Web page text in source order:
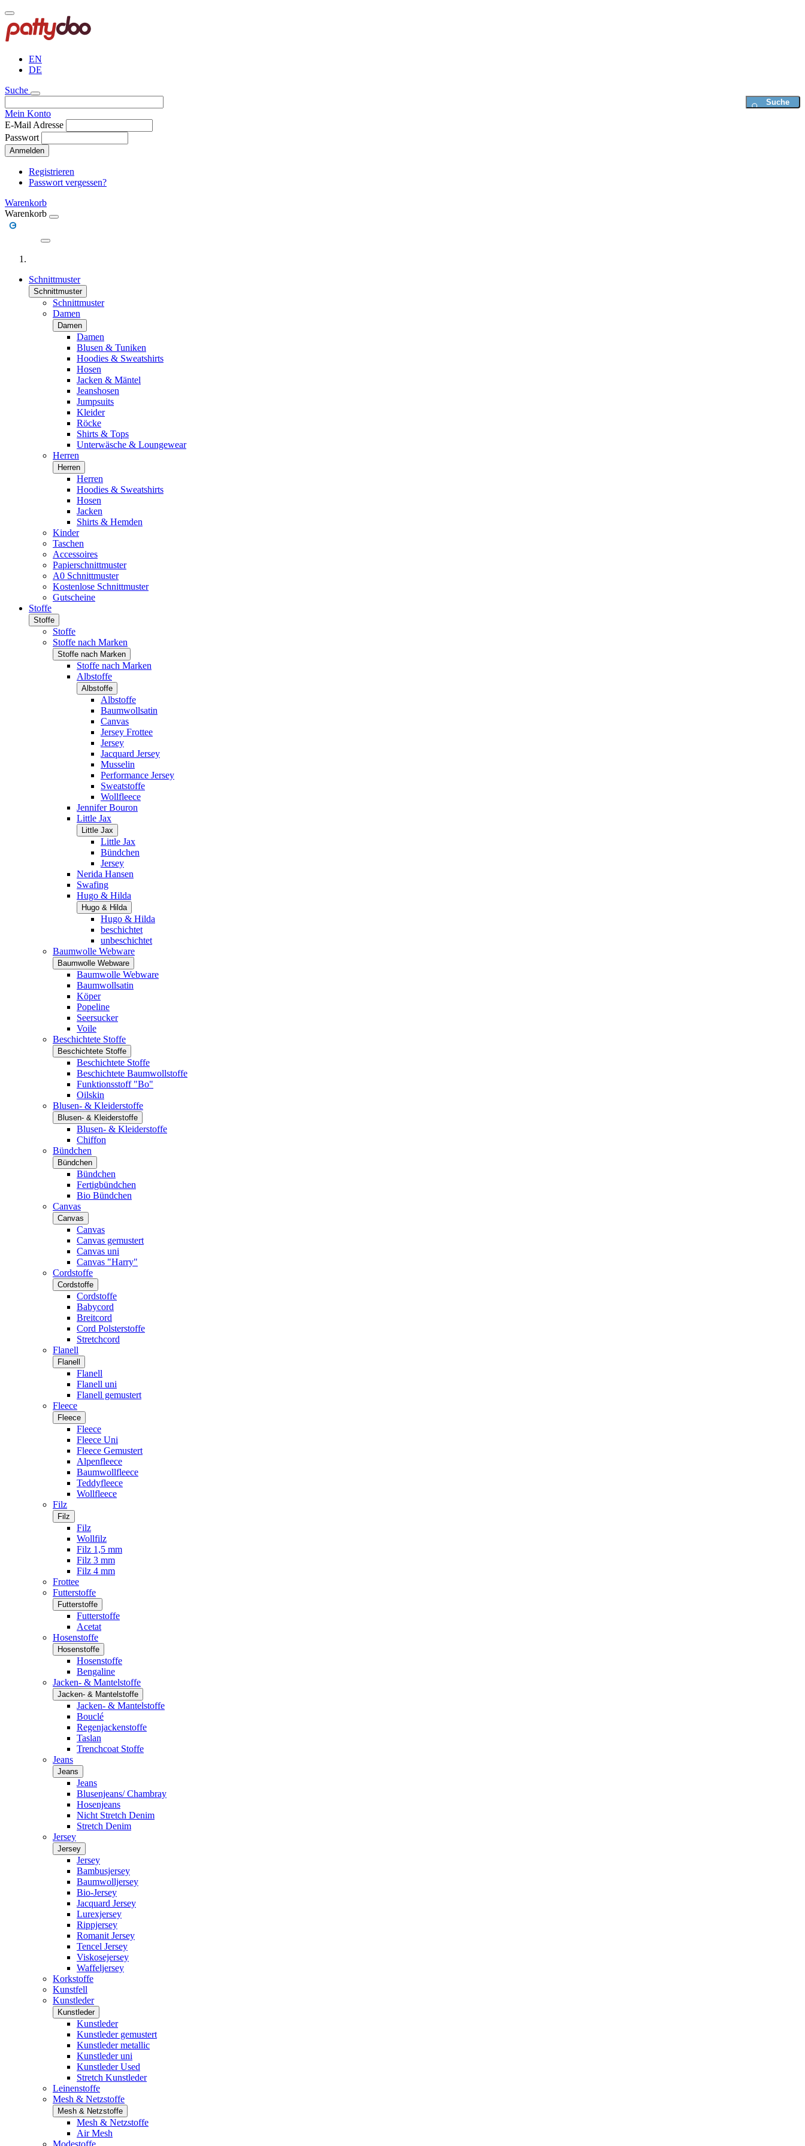
Direkt
zum
Inhalt
EN
DE
Suche
Mein Konto
E-Mail Adresse
Passwort
Anmelden
Registrieren
Passwort vergessen?
Warenkorb
Warenkorb
Schnittmuster
Schnittmuster
Schnittmuster
Damen
Damen
Damen
Blusen & Tuniken
Hoodies & Sweatshirts
Hosen
Jacken & Mäntel
Jeanshosen
Jumpsuits
Kleider
Röcke
Shirts & Tops
Unterwäsche & Loungewear
Herren
Herren
Herren
Hoodies & Sweatshirts
Hosen
Jacken
Shirts & Hemden
Kinder
Taschen
Accessoires
Papierschnittmuster
A0 Schnittmuster
Kostenlose Schnittmuster
Gutscheine
Stoffe
Stoffe
Stoffe
Stoffe nach Marken
Stoffe nach Marken
Stoffe nach Marken
Albstoffe
Albstoffe
Albstoffe
Baumwollsatin
Canvas
Jersey Frottee
Jersey
Jacquard Jersey
Musselin
Performance Jersey
Sweatstoffe
Wollfleece
Jennifer Bouron
Little Jax
Little Jax
Little Jax
Bündchen
Jersey
Nerida Hansen
Swafing
Hugo & Hilda
Hugo & Hilda
Hugo & Hilda
beschichtet
unbeschichtet
Baumwolle Webware
Baumwolle Webware
Baumwolle Webware
Baumwollsatin
Köper
Popeline
Seersucker
Voile
Beschichtete Stoffe
Beschichtete Stoffe
Beschichtete Stoffe
Beschichtete Baumwollstoffe
Funktionsstoff "Bo"
Oilskin
Blusen- & Kleiderstoffe
Blusen- & Kleiderstoffe
Blusen- & Kleiderstoffe
Chiffon
Bündchen
Bündchen
Bündchen
Fertigbündchen
Bio Bündchen
Canvas
Canvas
Canvas
Canvas gemustert
Canvas uni
Canvas "Harry"
Cordstoffe
Cordstoffe
Cordstoffe
Babycord
Breitcord
Cord Polsterstoffe
Stretchcord
Flanell
Flanell
Flanell
Flanell uni
Flanell gemustert
Fleece
Fleece
Fleece
Fleece Uni
Fleece Gemustert
Alpenfleece
Baumwollfleece
Teddyfleece
Wollfleece
Filz
Filz
Filz
Wollfilz
Filz 1,5 mm
Filz 3 mm
Filz 4 mm
Frottee
Futterstoffe
Futterstoffe
Futterstoffe
Acetat
Hosenstoffe
Hosenstoffe
Hosenstoffe
Bengaline
Jacken- & Mantelstoffe
Jacken- & Mantelstoffe
Jacken- & Mantelstoffe
Bouclé
Regenjackenstoffe
Taslan
Trenchcoat Stoffe
Jeans
Jeans
Jeans
Blusenjeans/ Chambray
Hosenjeans
Nicht Stretch Denim
Stretch Denim
Jersey
Jersey
Jersey
Bambusjersey
Baumwolljersey
Bio-Jersey
Jacquard Jersey
Lurexjersey
Rippjersey
Romanit Jersey
Tencel Jersey
Viskosejersey
Waffeljersey
Korkstoffe
Kunstfell
Kunstleder
Kunstleder
Kunstleder
Kunstleder gemustert
Kunstleder metallic
Kunstleder uni
Kunstleder Used
Stretch Kunstleder
Leinenstoffe
Mesh & Netzstoffe
Mesh & Netzstoffe
Mesh & Netzstoffe
Air Mesh
Modestoffe